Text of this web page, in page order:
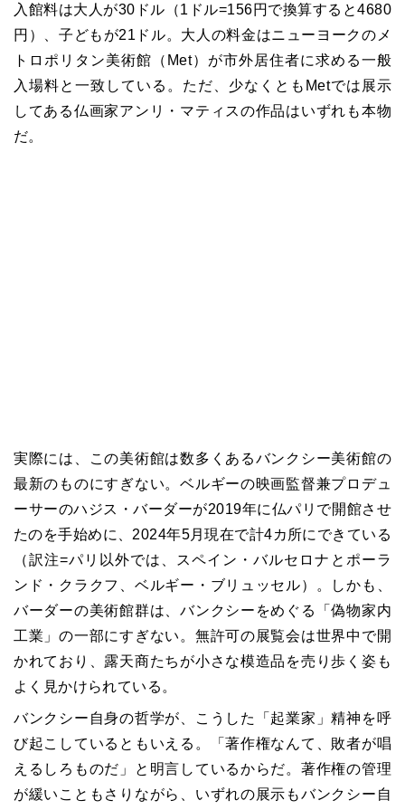
入館料は大人が30ドル（1ドル=156円で換算すると4680
円）、子どもが21ドル。大人の料金はニューヨークのメ
トロポリタン美術館（Met）が市外居住者に求める一般
入場料と一致している。ただ、少なくともMetでは展示
してある仏画家アンリ・マティスの作品はいずれも本物
だ。
実際には、この美術館は数多くあるバンクシー美術館の
最新のものにすぎない。ベルギーの映画監督兼プロデュ
ーサーのハジス・バーダーが2019年に仏パリで開館させ
たのを手始めに、2024年5月現在で計4カ所にできている
（訳注=パリ以外では、スペイン・バルセロナとポーラ
ンド・クラクフ、ベルギー・ブリュッセル）。しかも、
バーダーの美術館群は、バンクシーをめぐる「偽物家内
工業」の一部にすぎない。無許可の展覧会は世界中で開
かれており、露天商たちが小さな模造品を売り歩く姿も
よく見かけられている。
バンクシー自身の哲学が、こうした「起業家」精神を呼
び起こしているともいえる。「著作権なんて、敗者が唱
えるしろものだ」と明言しているからだ。著作権の管理
が緩いこともさりながら、いずれの展示もバンクシー自